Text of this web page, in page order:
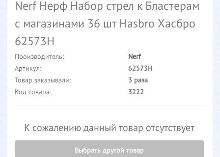
Nerf Нерф Набор стрел к Бластерам
с магазинами 36 шт Hasbro Хасбро
62573H
Производитель:
Nerf
Артикул:
62573H
Товар заказывали:
3 раза
Код товара:
3222
К сожалению данный товар отсутствует
Выбрать другой товар